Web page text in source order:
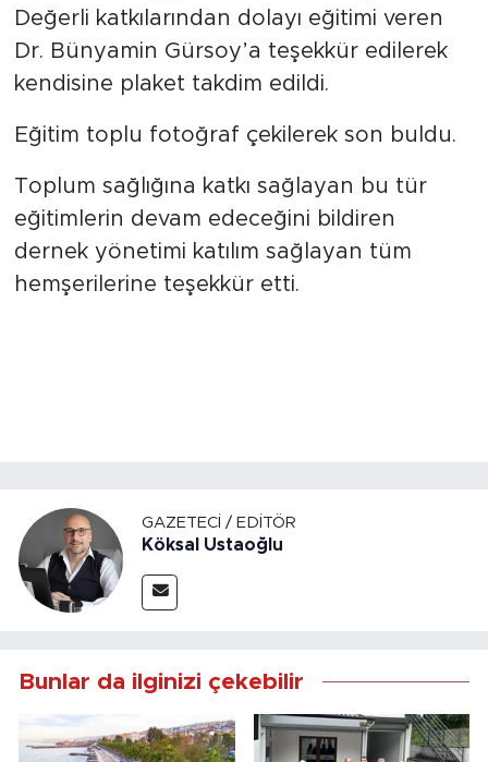
Değerli katkılarından dolayı eğitimi veren
Dr. Bünyamin Gürsoy’a teşekkür edilerek
kendisine plaket takdim edildi.
Eğitim toplu fotoğraf çekilerek son buldu.
Toplum sağlığına katkı sağlayan bu tür
eğitimlerin devam edeceğini bildiren
dernek yönetimi katılım sağlayan tüm
hemşerilerine teşekkür etti.
GAZETECI / EDITÖR
Köksal Ustaoğlu
Bunlar da ilginizi çekebilir